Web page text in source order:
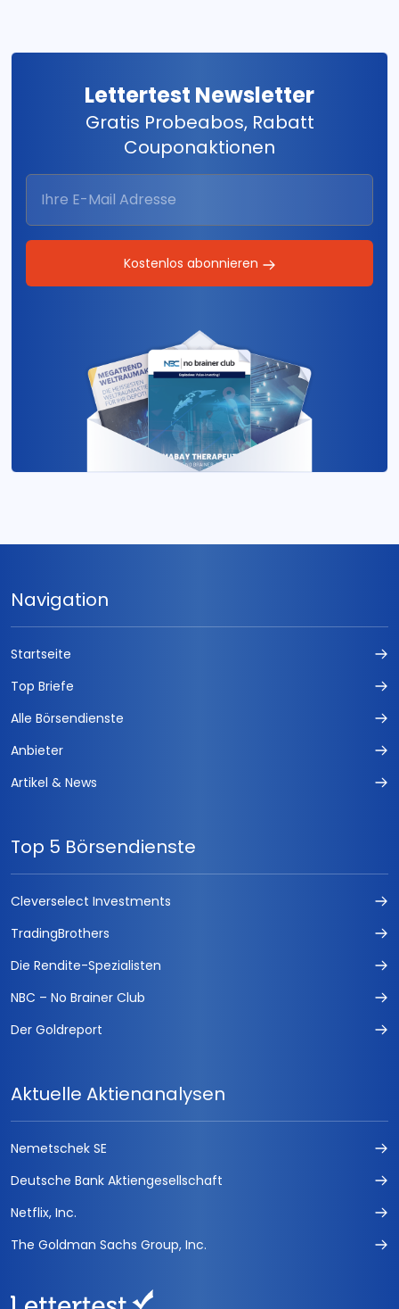
Lettertest Newsletter
Gratis Probeabos, Rabatt
Couponaktionen
Kostenlos abonnieren
Navigation
Startseite
Top Briefe
Alle Börsendienste
Anbieter
Artikel & News
Top 5 Börsendienste
Cleverselect Investments
TradingBrothers
Die Rendite-Spezialisten
NBC – No Brainer Club
Der Goldreport
Aktuelle Aktienanalysen
Nemetschek SE
Deutsche Bank Aktiengesellschaft
Netflix, Inc.
The Goldman Sachs Group, Inc.